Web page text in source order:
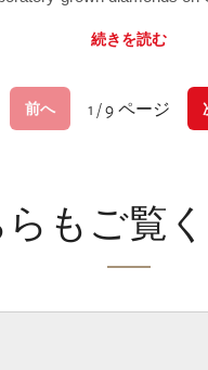
続きを読む
前へ 1 / 9 ページ
らもご覧